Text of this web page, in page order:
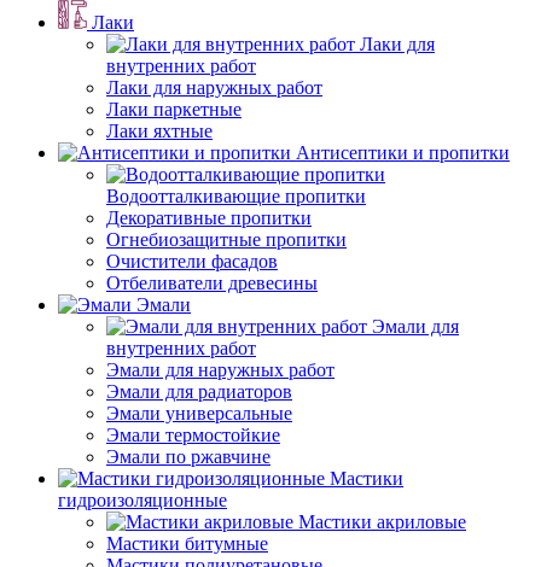
Лаки
Лаки для
внутренних работ
Лаки для наружных работ
Лаки паркетные
Лаки яхтные
Антисептики и пропитки
Водоотталкивающие пропитки
Декоративные пропитки
Огнебиозащитные пропитки
Очистители фасадов
Отбеливатели древесины
Эмали
Эмали для
внутренних работ
Эмали для наружных работ
Эмали для радиаторов
Эмали универсальные
Эмали термостойкие
Эмали по ржавчине
Мастики
гидроизоляционные
Мастики акриловые
Мастики битумные